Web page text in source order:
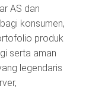
AS dan
konsumen,
produk
serta aman
legendaris